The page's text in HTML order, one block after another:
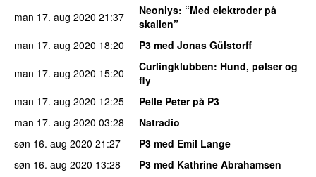
man 17. aug 2020 21:37 Neonlys: “Med elektroder på
skallen”
man 17. aug 2020 18:20
P3 med Jonas Gülstorff
man 17. aug 2020 15:20 Curlingklubben: Hund, pølser og
fly
man 17. aug 2020 12:25
Pelle Peter på P3
man 17. aug 2020 03:28
Natradio
søn 16. aug 2020 21:27
P3 med Emil Lange
søn 16. aug 2020 13:28
P3 med Kathrine Abrahamsen